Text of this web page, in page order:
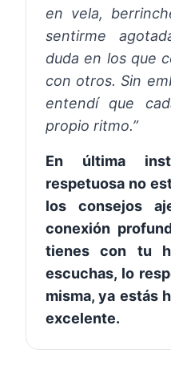
en vela,
sentirme
duda en los que
con otros. Sin
entendí que
propio ritmo.”
En última
respetuosa no
los consejos
conexión
tienes con tu
escuchas, lo
misma, ya estás
excelente.